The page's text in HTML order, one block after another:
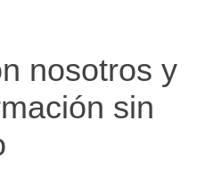
nosotros y
sin